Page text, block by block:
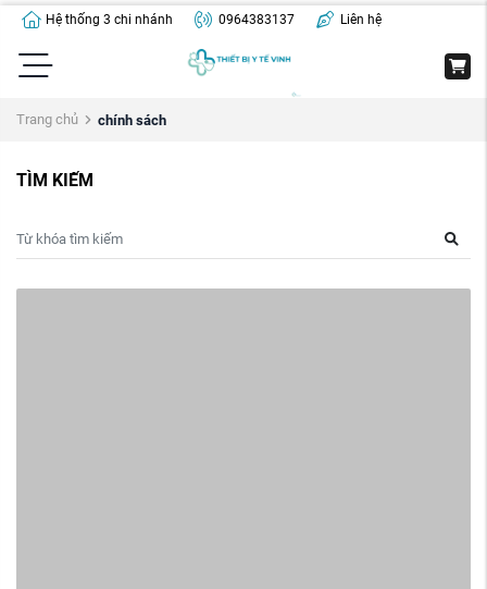
Hệ thống 3 chi nhánh 0964383137 Liên hệ
Trang chủ chính sách
TÌM KIẾM